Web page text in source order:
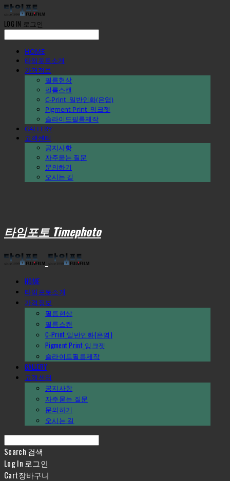
LOG IN 로그인
HOME
타임포토소개
가격정보
필름현상
필름스캔
C-Print_일반인화(은염)
Pigment Print_잉크젯
슬라이드필름제작
GALLERY
고객센터
공지사항
자주묻는 질문
문의하기
오시는 길
타임포토 Timephoto
HOME
타임포토소개
가격정보
필름현상
필름스캔
C-Print_일반인화(은염)
Pigment Print_잉크젯
슬라이드필름제작
GALLERY
고객센터
공지사항
자주묻는 질문
문의하기
오시는 길
Search 검색
Log In 로그인
Cart장바구니